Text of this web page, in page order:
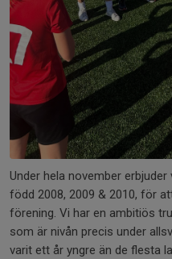
Under hela november
född 2008, 2009 & 2010, för
förening. Vi har en ambitiös
som är nivån precis under
varit ett år yngre än de flesta